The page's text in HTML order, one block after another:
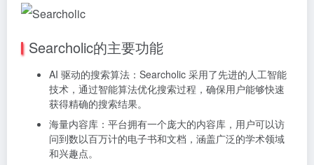
Searcholic的主要功能
AI 驱动的搜索算法：Searcholic 采用了先进的人工智能
技术，通过智能算法优化搜索过程，确保用户能够快速
获得精确的搜索结果。
海量内容库：平台拥有一个庞大的内容库，用户可以访
问到数以百万计的电子书和文档，涵盖广泛的学术领域
和兴趣点。